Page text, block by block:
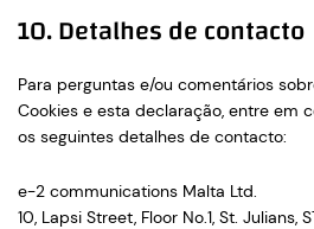
10. Detalhes de contacto
Para perguntas e/ou comentários
Cookies e esta declaração, entre em
os seguintes detalhes de contacto:
e-2 communications Malta Ltd.
10, Lapsi Street, Floor No.1, St. Julians,